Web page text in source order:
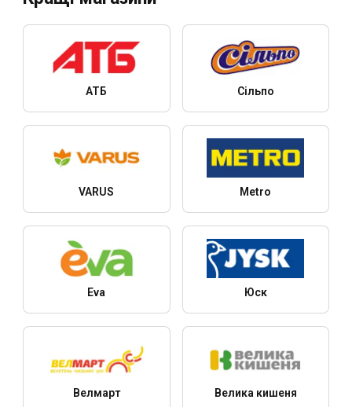
АТБ Сільпо
VARUS Metro
Eva Юск
Велмарт Велика кишеня